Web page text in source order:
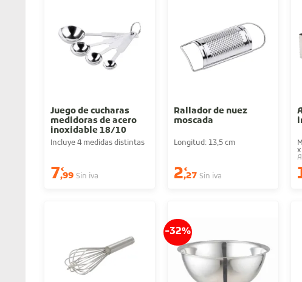
Juego de cucharas
medidoras de acero
inoxidable 18/10
Incluye 4 medidas distintas
7€
,99 Sin iva
Rallador de nuez
moscada
Longitud: 13,5 cm
2€
,27 Sin iva
-32%